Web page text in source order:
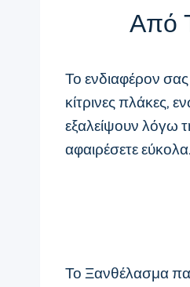
Από
Το ενδιαφέρον
κίτρινες πλάκες,
εξαλείψουν λόγω
αφαιρέσετε εύκολα.
Το Ξανθέλασμα